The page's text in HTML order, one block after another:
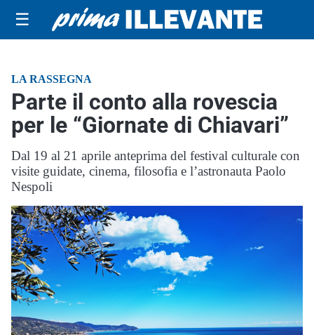
☰
LA RASSEGNA
Parte il conto alla rovescia
per le “Giornate di Chiavari”
Dal 19 al 21 aprile anteprima del festival culturale con
visite guidate, cinema, filosofia e l’astronauta Paolo
Nespoli